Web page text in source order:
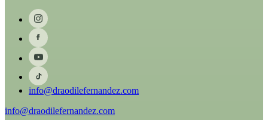
info@draodilefernandez.com
info@draodilefernandez.com